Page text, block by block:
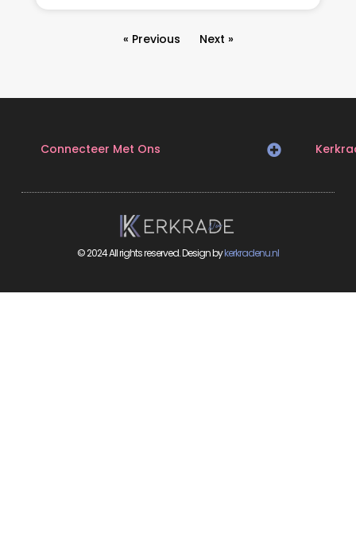
« Previous Next »
Connecteer Met Ons
© 2024 All rights reserved. Design bykerkradenu.nl